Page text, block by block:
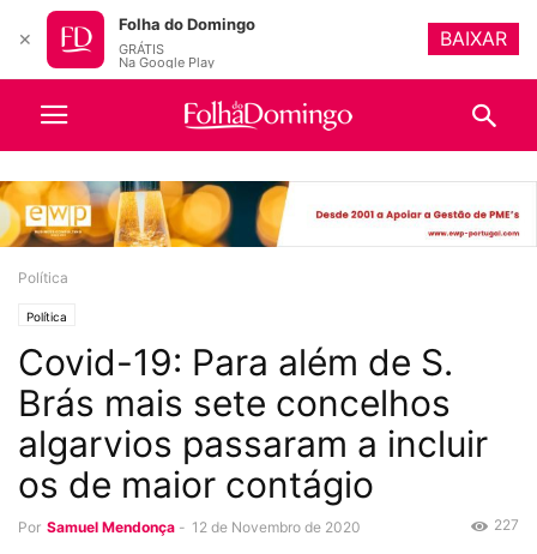
Política
Política
Covid-19: Para além de S.
Brás mais sete concelhos
algarvios passaram a incluir
os de maior contágio
Por Samuel Mendonça - 12 de Novembro de 2020 227
✕
Folha do Domingo
GRÁTIS
Na Google Play
BAIXAR